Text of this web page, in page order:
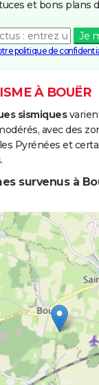
et bons plans
Je
politique de
À BOUËR
sismiques
avec des
Pyrénées et
survenus à